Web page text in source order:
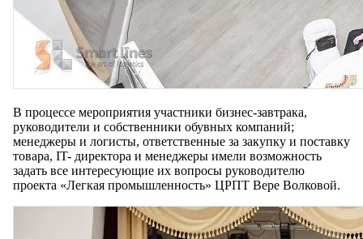
В процессе мероприятия участники бизнес-завтрака,
руководители и собственники обувных компаний;
менеджеры и логисты, ответственные за закупку и поставку
товара, IT- директора и менеджеры имели возможность
задать все интересующие их вопросы руководителю
проекта «Легкая промышленность» ЦРПТ Вере Волковой.